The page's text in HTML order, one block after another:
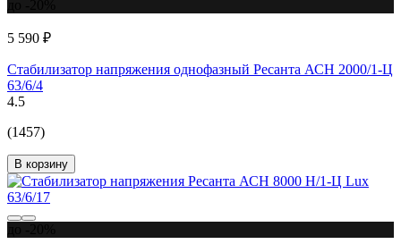
5 590 ₽
Стабилизатор напряжения однофазный Ресанта АСН 2000/1-Ц
63/6/4
4.5
(1457)
В корзину